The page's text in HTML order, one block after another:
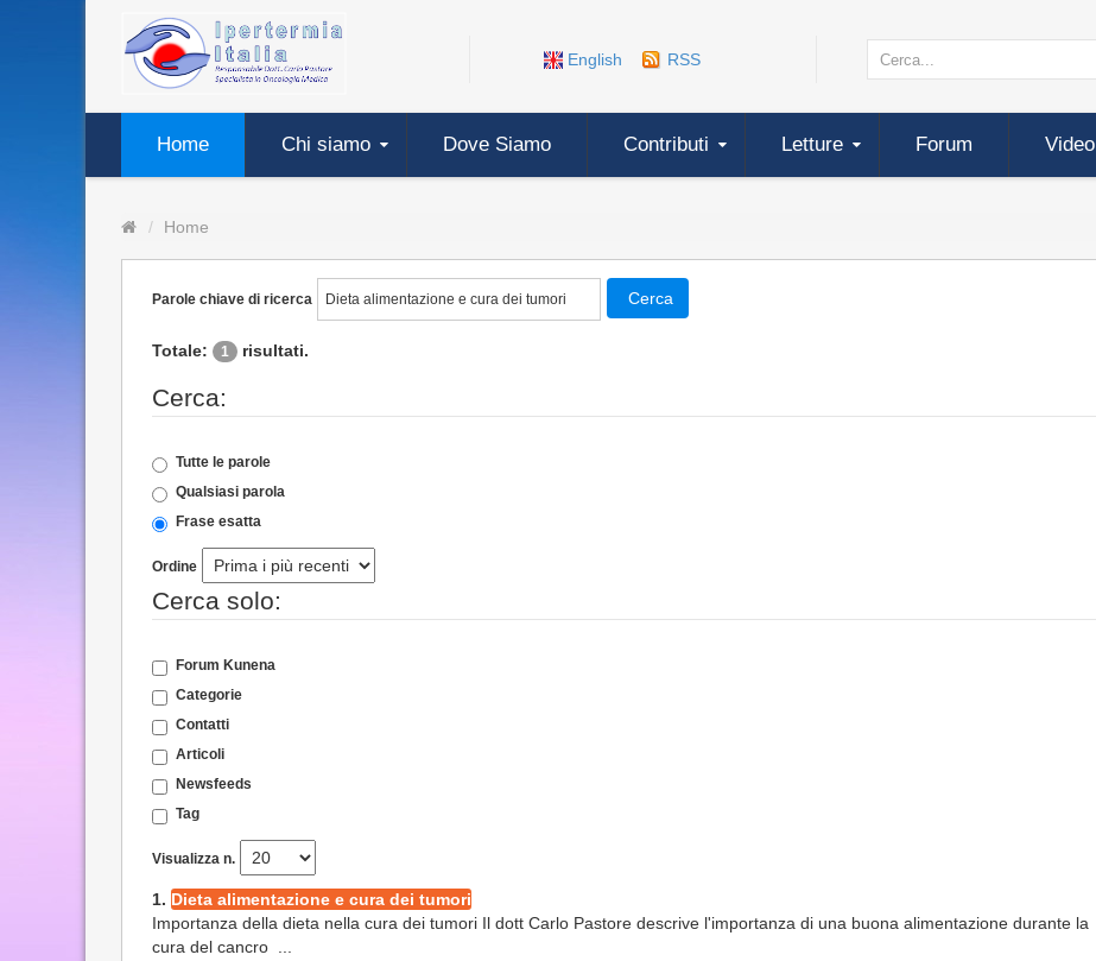
English RSS
Home Chi siamo Dove Siamo Contributi Letture Forum Video
Home
Parole chiave di ricerca Cerca
Totale: 1 risultati.
Cerca:
Tutte le parole
Qualsiasi parola
Frase esatta
Ordine
Cerca solo:
Forum Kunena
Categorie
Contatti
Articoli
Newsfeeds
Tag
Visualizza n.
1. Dieta alimentazione e cura dei tumori
Importanza della dieta nella cura dei tumori Il dott Carlo Pastore descrive l'importanza di una buona alimentazione durante la
cura del cancro ...